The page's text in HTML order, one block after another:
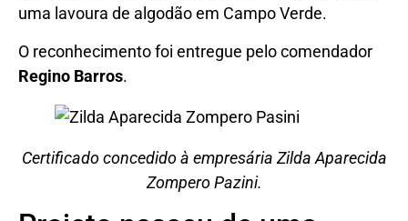
uma lavoura de algodão em Campo Verde.
O reconhecimento foi entregue pelo comendador
Regino Barros.
Certificado concedido à empresária Zilda Aparecida
Zompero Pazini.